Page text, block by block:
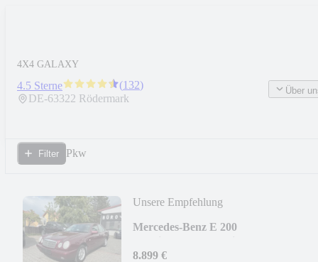
4X4 GALAXY
4.5 Sterne (132)
DE-63322 Rödermark
Über
Filter Pkw
Unsere Empfehlung
Mercedes-Benz E 200
8.899 €